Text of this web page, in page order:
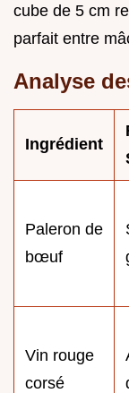
cube de 5 cm
parfait entre
Analyse
Ingrédient
Paleron de
bœuf
Vin rouge
corsé